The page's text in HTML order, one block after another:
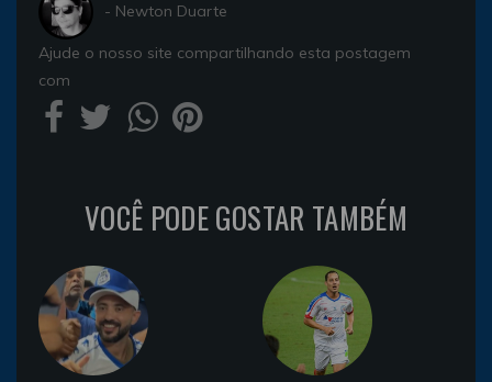
- Newton Duarte
Ajude o nosso site compartilhando esta postagem
com
VOCÊ PODE GOSTAR TAMBÉM